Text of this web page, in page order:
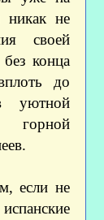
никак не
своей
конца
до
уютной
если не